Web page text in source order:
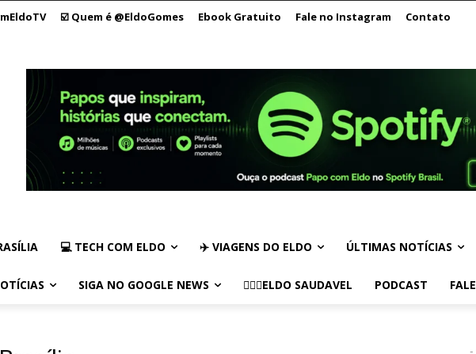
☑️ Quem é @EldoGomes Ebook Gratuito Fale no Instagram Contato
💻 TECH COM ELDO ✈️ VIAGENS DO ELDO ÚLTIMAS NOTÍCIAS
SIGA NO GOOGLE NEWS 🏃🏻‍♂️ELDO SAUDAVEL PODCAST
-